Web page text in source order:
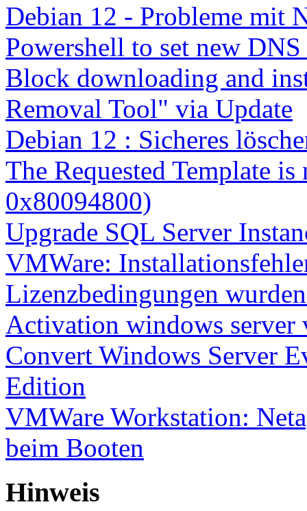
Debian 12 - Probleme mit
Powershell to set new
Block downloading and
Removal Tool" via Update
Debian 12 : Sicheres
The Requested Template
0x80094800)
Upgrade SQL Server
VMWare:
Lizenzbedingungen
Activation windows server
Convert Windows Server
Edition
VMWare Workstation:
beim Booten
Hinweis